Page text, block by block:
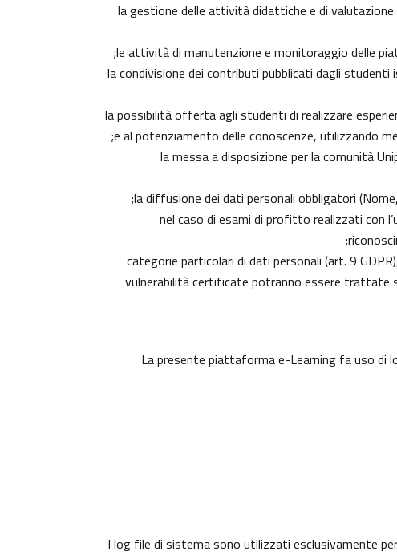
la gestione delle attività didattiche e di
le attività di manutenzione e monitoraggio delle
la condivisione dei contributi pubblicati dagli
la possibilità offerta agli studenti di realizzare
e al potenziamento delle conoscenze, utilizzando
la messa a disposizione per la comunità
la diffusione dei dati personali obbligatori
nel caso di esami di profitto realizzati con
categorie particolari di dati personali (art. 9
vulnerabilità certificate potranno essere trattate
La presente piattaforma e-Learning fa uso di
I log file di sistema sono utilizzati esclusivamente